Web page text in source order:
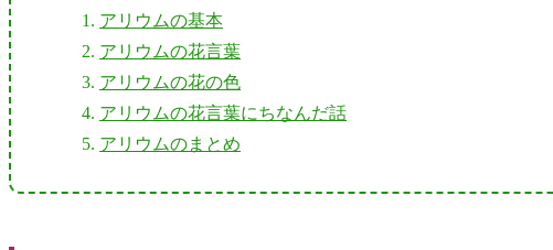
アリウムの基本
アリウムの花言葉
アリウムの花の色
アリウムの花言葉にちなんだ話
アリウムのまとめ